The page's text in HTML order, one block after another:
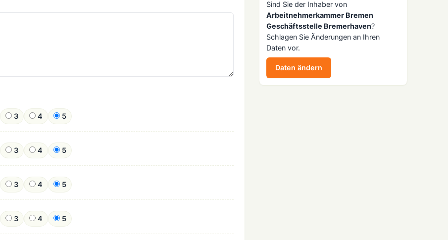
3 4 5
3 4 5
3 4 5
3 4 5
Sind Sie der Inhaber von
Arbeitnehmerkammer Bremen
Geschäftsstelle Bremerhaven?
Schlagen Sie Änderungen an Ihren
Daten vor.
Daten ändern